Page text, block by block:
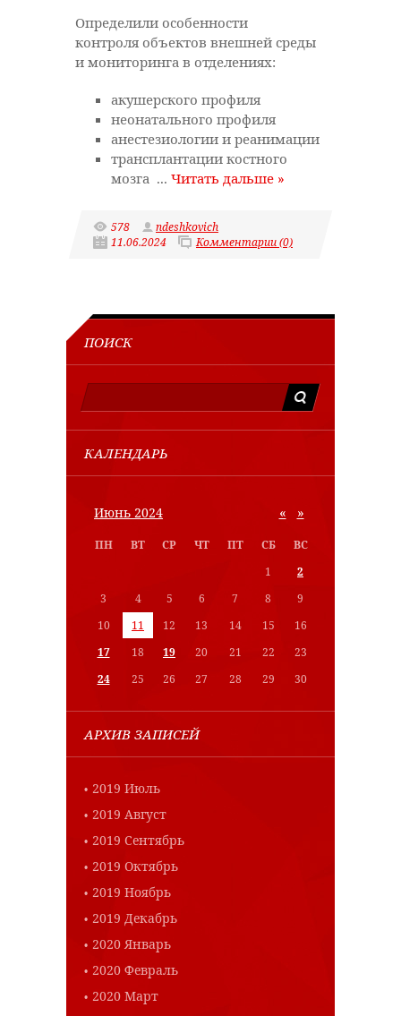
Определили особенности
контроля объектов внешней среды
и мониторинга в отделениях:
акушерского профиля
неонатального профиля
анестезиологии и реанимации
трансплантации костного
мозга ... Читать дальше »
578
ndeshkovich
11.06.2024
Комментарии (0)
ПОИСК
КАЛЕНДАРЬ
«
Июнь 2024 »
ПН ВТ СР ЧТ ПТ СБ
ВС
1
2
3
4 5 6 7 8
9
10
11 12 13 14 15
16
17
18 19 20 21 22
23
24
25 26 27 28 29 30
АРХИВ ЗАПИСЕЙ
2019 Июль
2019 Август
2019 Сентябрь
2019 Октябрь
2019 Ноябрь
2019 Декабрь
2020 Январь
2020 Февраль
2020 Март